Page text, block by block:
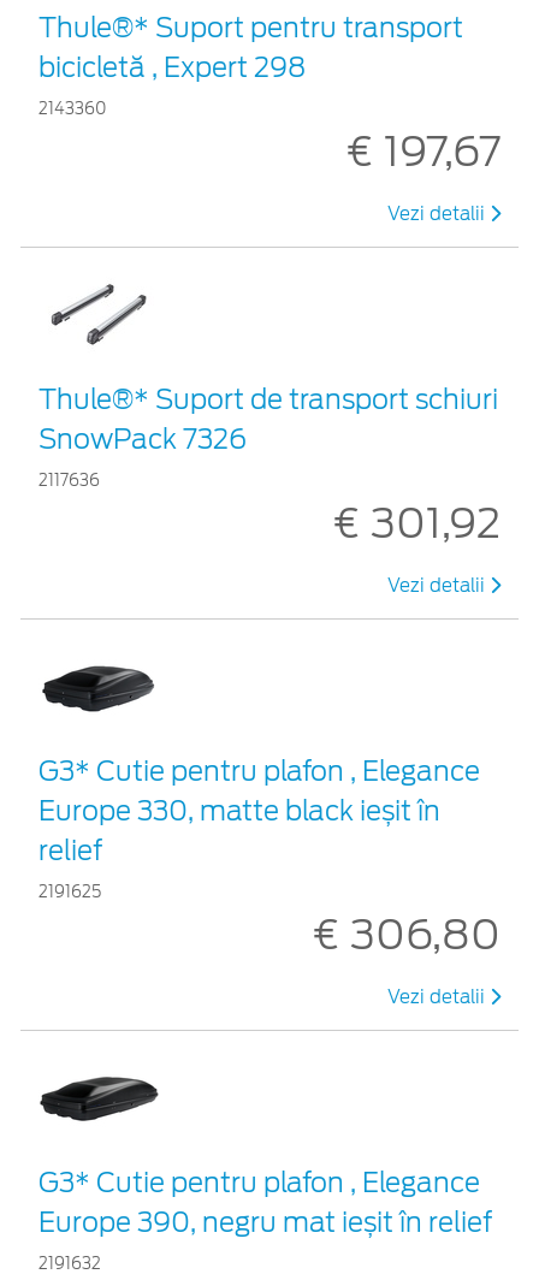
Thule®* Suport pentru transport
bicicletă , Expert 298
2143360
€ 197,67
Vezi detalii
Thule®* Suport de transport schiuri
SnowPack 7326
2117636
€ 301,92
Vezi detalii
G3* Cutie pentru plafon , Elegance
Europe 330, matte black ieșit în
relief
2191625
€ 306,80
Vezi detalii
G3* Cutie pentru plafon , Elegance
Europe 390, negru mat ieșit în relief
2191632